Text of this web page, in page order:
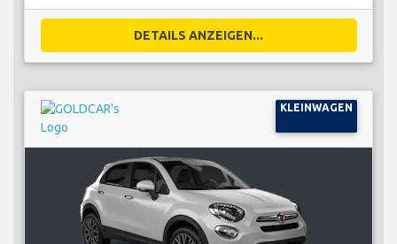
DETAILS ANZEIGEN...
KLEINWAGEN